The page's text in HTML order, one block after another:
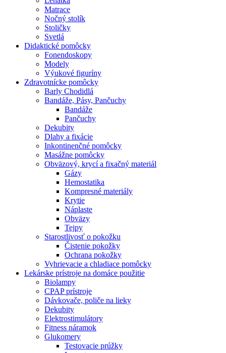
Matrace
Nočný stolík
Stoličky
Svetlá
Didaktické pomôcky
Fonendoskopy
Modely
Výukové figuríny
Zdravotnícke pomôcky
Barly Chodidlá
Bandáže, Pásy, Pančuchy
Bandáže
Pančuchy
Dekubity
Dlahy a fixácie
Inkontinenčné pomôcky
Masážne pomôcky
Obväzový, krycí a fixačný materiál
Gázy
Hemostatika
Kompresné materiály
Krytie
Náplaste
Obväzy
Tejpy
Starostlivosť o pokožku
Čistenie pokožky
Ochrana pokožky
Vyhrievacie a chladiace pomôcky
Lekárske prístroje na domáce použitie
Biolampy
CPAP prístroje
Dávkovače, poliče na lieky
Dekubity
Elektrostimulátory
Fitness náramok
Glukomery
Testovacie prúžky